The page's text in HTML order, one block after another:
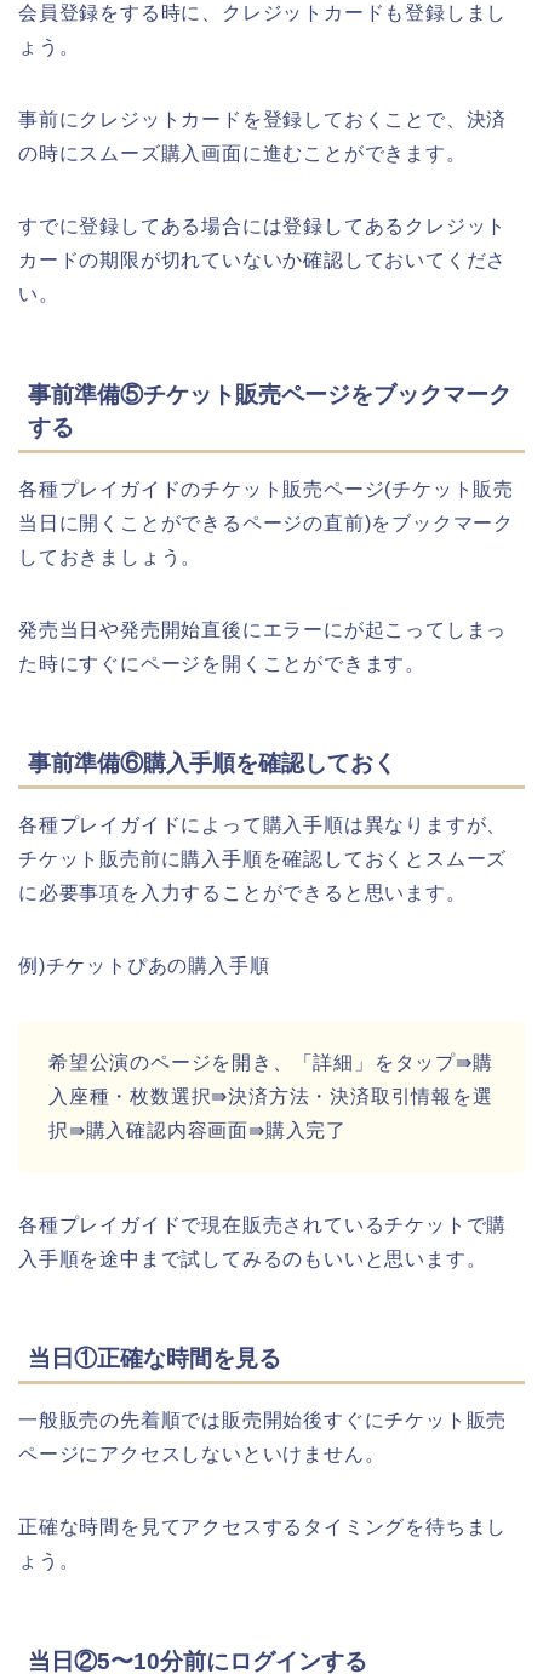
会員登録をする時に、クレジットカードも登録しまし
ょう。
事前にクレジットカードを登録しておくことで、決済
の時にスムーズ購入画面に進むことができます。
すでに登録してある場合には登録してあるクレジット
カードの期限が切れていないか確認しておいてくださ
い。
事前準備⑤チケット販売ページをブックマーク
する
各種プレイガイドのチケット販売ページ(チケット販売
当日に開くことができるページの直前)をブックマーク
しておきましょう。
発売当日や発売開始直後にエラーにが起こってしまっ
た時にすぐにページを開くことができます。
事前準備⑥購入手順を確認しておく
各種プレイガイドによって購入手順は異なりますが、
チケット販売前に購入手順を確認しておくとスムーズ
に必要事項を入力することができると思います。
例)チケットぴあの購入手順
希望公演のページを開き、「詳細」をタップ⇛購
入座種・枚数選択⇛決済方法・決済取引情報を選
択⇛購入確認内容画面⇛購入完了
各種プレイガイドで現在販売されているチケットで購
入手順を途中まで試してみるのもいいと思います。
当日①正確な時間を見る
一般販売の先着順では販売開始後すぐにチケット販売
ページにアクセスしないといけません。
正確な時間を見てアクセスするタイミングを待ちまし
ょう。
当日②5〜10分前にログインする